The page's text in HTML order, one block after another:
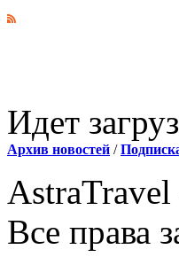
Идет
Архив новостей /
AstraTravel
Все права